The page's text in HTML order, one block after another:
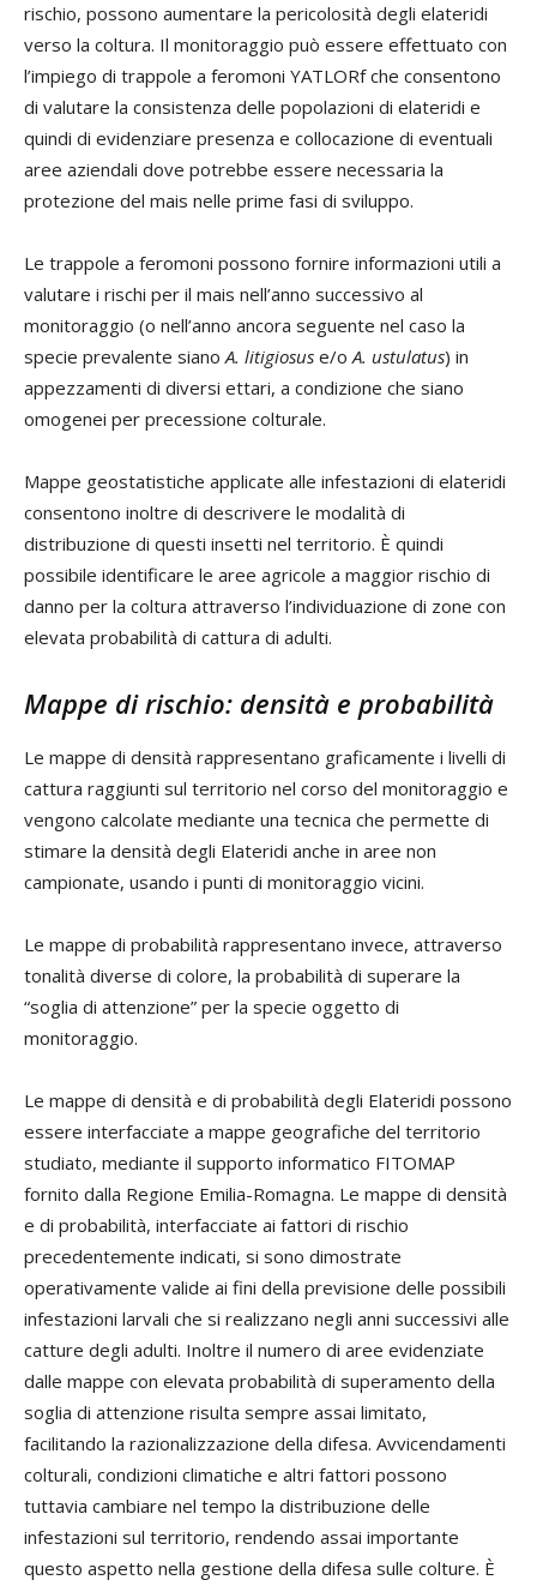
rischio, possono aumentare la pericolosità degli elateridi
verso la coltura. Il monitoraggio può essere effettuato con
l’impiego di trappole a feromoni YATLORf che consentono
di valutare la consistenza delle popolazioni di elateridi e
quindi di evidenziare presenza e collocazione di eventuali
aree aziendali dove potrebbe essere necessaria la
protezione del mais nelle prime fasi di sviluppo.
Le trappole a feromoni possono fornire informazioni utili a
valutare i rischi per il mais nell’anno successivo al
monitoraggio (o nell’anno ancora seguente nel caso la
specie prevalente sianoA. litigiosus e/o A. ustulatus) in
appezzamenti di diversi ettari, a condizione che siano
omogenei per precessione colturale.
Mappe geostatistiche applicate alle infestazioni di elateridi
consentono inoltre di descrivere le modalità di
distribuzione di questi insetti nel territorio. È quindi
possibile identificare le aree agricole a maggior rischio di
danno per la coltura attraverso l’individuazione di zone con
elevata probabilità di cattura di adulti.
Mappe di rischio: densità e probabilità
Le mappe di densità rappresentano graficamente i livelli di
cattura raggiunti sul territorio nel corso del monitoraggio e
vengono calcolate mediante una tecnica che permette di
stimare la densità degli Elateridi anche in aree non
campionate, usando i punti di monitoraggio vicini.
Le mappe di probabilità rappresentano invece, attraverso
tonalità diverse di colore, la probabilità di superare la
“soglia di attenzione” per la specie oggetto di
monitoraggio.
Le mappe di densità e di probabilità degli Elateridi possono
essere interfacciate a mappe geografiche del territorio
studiato, mediante il supporto informatico FITOMAP
fornito dalla Regione Emilia-Romagna. Le mappe di densità
e di probabilità, interfacciate ai fattori di rischio
precedentemente indicati, si sono dimostrate
operativamente valide ai fini della previsione delle possibili
infestazioni larvali che si realizzano negli anni successivi alle
catture degli adulti. Inoltre il numero di aree evidenziate
dalle mappe con elevata probabilità di superamento della
soglia di attenzione risulta sempre assai limitato,
facilitando la razionalizzazione della difesa. Avvicendamenti
colturali, condizioni climatiche e altri fattori possono
tuttavia cambiare nel tempo la distribuzione delle
infestazioni sul territorio, rendendo assai importante
questo aspetto nella gestione della difesa sulle colture. È